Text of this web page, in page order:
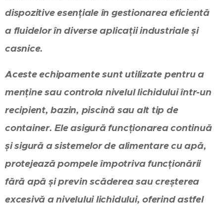
dispozitive esențiale în gestionarea eficientă
a fluidelor în diverse aplicații industriale și
casnice.
Aceste echipamente sunt utilizate pentru a
menține sau controla nivelul lichidului într-un
recipient, bazin, piscină sau alt tip de
container. Ele asigură funcționarea continuă
și sigură a sistemelor de alimentare cu apă,
protejează pompele împotriva funcționării
fără apă și previn scăderea sau creșterea
excesivă a nivelului lichidului, oferind astfel